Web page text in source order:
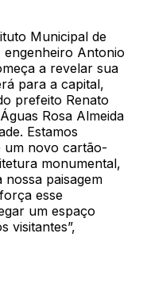
Municipal de
Antonio
a revelar sua
para a capital,
prefeito Renato
Rosa Almeida
Estamos
um novo cartão-
monumental,
paisagem
esse
um espaço
visitantes”,